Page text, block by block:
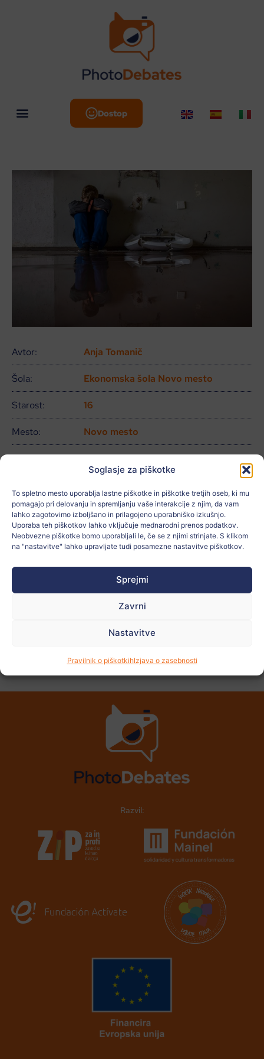
Soglasje za piškotke
To spletno mesto uporablja lastne piškotke in piškotke tretjih oseb, ki mu
pomagajo pri delovanju in spremljanju vaše interakcije z njim, da vam
lahko zagotovimo izboljšano in prilagojeno uporabniško izkušnjo.
Uporaba teh piškotkov lahko vključuje mednarodni prenos podatkov.
Neobvezne piškotke bomo uporabljali le, če se z njimi strinjate. S klikom
na "nastavitve" lahko upravljate tudi posamezne nastavitve piškotkov.
Sprejmi
Zavrni
Nastavitve
Pravilnik o piškotkihIzjava o zasebnosti
Dostop
Avtor: Anja Tomanič
Šola: Ekonomska šola Novo mesto
Starost: 16
Mesto: Novo mesto
Država: slovenija
Učitelj: Anja Plut
več
Razvil: